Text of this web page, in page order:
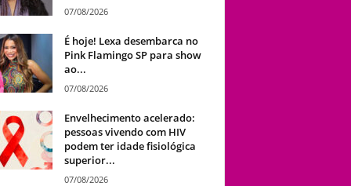
07/08/2026
É hoje! Lexa desembarca no
Pink Flamingo SP para show
ao...
07/08/2026
Envelhecimento acelerado:
pessoas vivendo com HIV
podem ter idade fisiológica
superior...
07/08/2026